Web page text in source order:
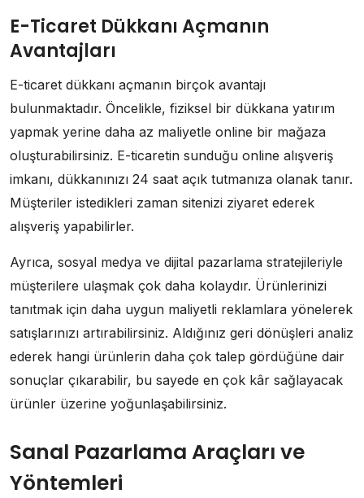
E-Ticaret Dükkanı Açmanın
Avantajları
E-ticaret dükkanı açmanın birçok avantajı
bulunmaktadır. Öncelikle, fiziksel bir dükkana yatırım
yapmak yerine daha az maliyetle online bir mağaza
oluşturabilirsiniz. E-ticaretin sunduğu online alışveriş
imkanı, dükkanınızı 24 saat açık tutmanıza olanak tanır.
Müşteriler istedikleri zaman sitenizi ziyaret ederek
alışveriş yapabilirler.
Ayrıca, sosyal medya ve dijital pazarlama stratejileriyle
müşterilere ulaşmak çok daha kolaydır. Ürünlerinizi
tanıtmak için daha uygun maliyetli reklamlara yönelerek
satışlarınızı artırabilirsiniz. Aldığınız geri dönüşleri analiz
ederek hangi ürünlerin daha çok talep gördüğüne dair
sonuçlar çıkarabilir, bu sayede en çok kâr sağlayacak
ürünler üzerine yoğunlaşabilirsiniz.
Sanal Pazarlama Araçları ve
Yöntemleri